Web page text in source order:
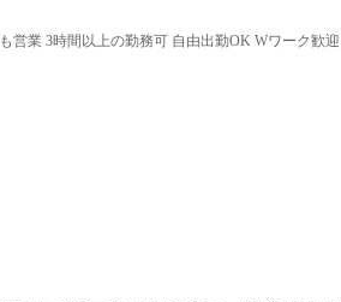
業 3時間以上の勤務可 自由出勤OK Wワーク歓